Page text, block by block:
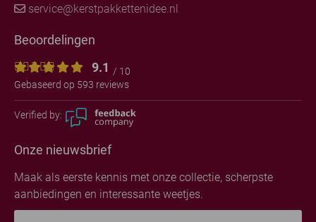
service@kerstpakkettenidee.nl
Beoordelingen
9.1 / 10
Gebaseerd op 593 reviews
Verified by:
Onze nieuwsbrief
Maak als eerste kennis met onze collectie, scherpste
aanbiedingen en interessante weetjes.